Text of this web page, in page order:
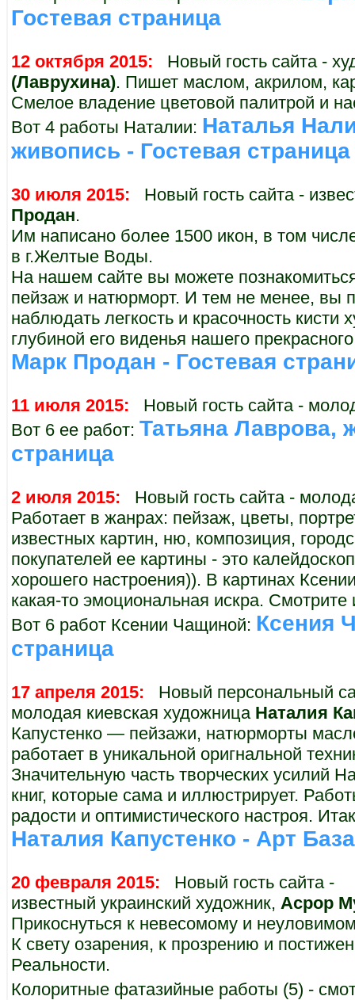
Гостевая страница
12 октября 2015: Новый гость сайта -
(Лаврухина). Пишет маслом, акрилом,
Смелое владение цветовой палитрой и
Вот 4 работы Наталии: Наталья
живопись - Гостевая страница
30 июля 2015: Новый гость сайта -
Продан.
Им написано более 1500 икон, в том
в г.Желтые Воды.
На нашем сайте вы можете
пейзаж и натюрморт. И тем не менее, вы
наблюдать легкость и красочность
глубиной его виденья нашего
Марк Продан - Гостевая
11 июля 2015: Новый гость сайта -
Вот 6 ее работ: Татьяна Лаврова,
страница
2 июля 2015: Новый гость сайта -
Работает в жанрах: пейзаж, цветы,
известных картин, ню, композиция,
покупателей ее картины - это
хорошего настроения)). В картинах
какая-то эмоциональная искра.
Вот 6 работ Ксении Чащиной: Ксения
страница
17 апреля 2015: Новый персональный
молодая киевская художница Наталия
Капустенко — пейзажи, натюрморты
работает в уникальной оригнальной
Значительную часть творческих усилий
книг, которые сама и иллюстрирует.
радости и оптимистического настроя.
Наталия Капустенко - Арт
20 февраля 2015: Новый гость сайта -
известный украинский художник, Асрор
Прикоснуться к невесомому и
К свету озарения, к прозрению и
Реальности.
Колоритные фатазийные работы (5) -